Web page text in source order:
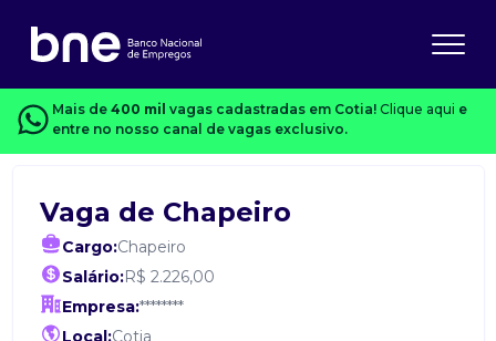
Mais de 400 mil vagas cadastradas em Cotia! Clique aqui e
entre no nosso canal de vagas exclusivo.
Vaga de Chapeiro
Cargo:Chapeiro
Salário:R$ 2.226,00
Empresa:********
Local:Cotia